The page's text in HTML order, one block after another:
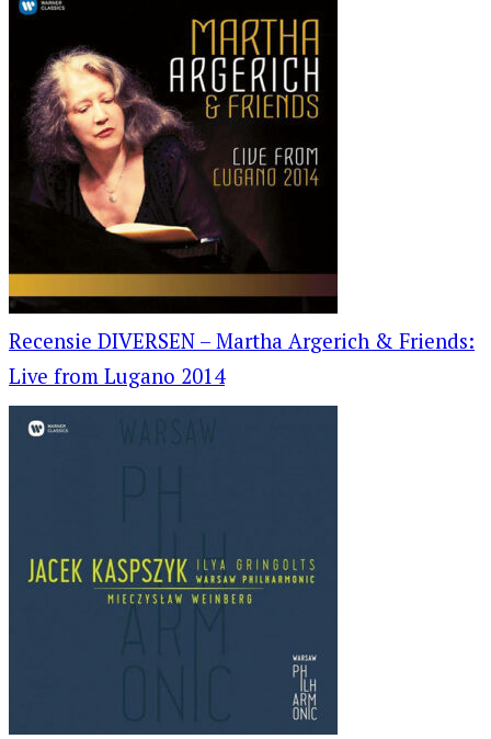
Recensie DIVERSEN – Martha Argerich & Friends:
Live from Lugano 2014